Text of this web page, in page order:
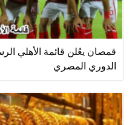
قمصان يعُلن قائمة الأهلي
الدوري المصري